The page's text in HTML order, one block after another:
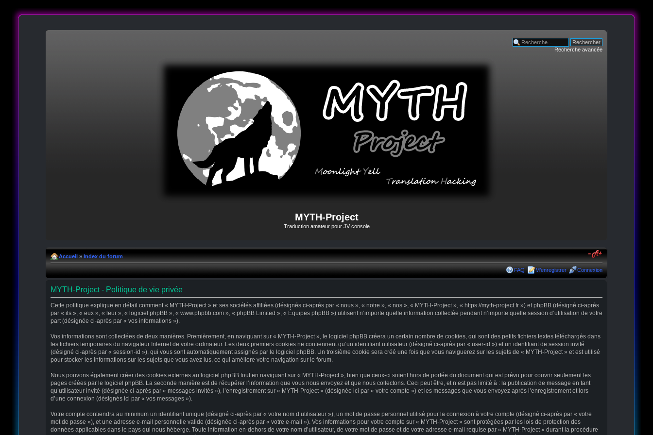
Recherche avancée
MYTH-Project
Traduction amateur pour JV console
Accueil» Index du forum
FAQ M’enregistrer Connexion
MYTH-Project - Politique de vie privée
Cette politique explique en détail comment « MYTH-Project » et ses sociétés affiliées (désignés ci-après par « nous », « notre », « nos », « MYTH-Project », « https://myth-project.fr ») et phpBB (désigné ci-après
par « ils », « eux », « leur », « logiciel phpBB », « www.phpbb.com », « phpBB Limited », « Équipes phpBB ») utilisent n’importe quelle information collectée pendant n’importe quelle session d’utilisation de votre
part (désignée ci-après par « vos informations »).
Vos informations sont collectées de deux manières. Premièrement, en naviguant sur « MYTH-Project », le logiciel phpBB créera un certain nombre de cookies, qui sont des petits fichiers textes téléchargés dans
les fichiers temporaires du navigateur Internet de votre ordinateur. Les deux premiers cookies ne contiennent qu’un identifiant utilisateur (désigné ci-après par « user-id ») et un identifiant de session invité
(désigné ci-après par « session-id »), qui vous sont automatiquement assignés par le logiciel phpBB. Un troisième cookie sera créé une fois que vous naviguerez sur les sujets de « MYTH-Project » et est utilisé
pour stocker les informations sur les sujets que vous avez lus, ce qui améliore votre navigation sur le forum.
Nous pouvons également créer des cookies externes au logiciel phpBB tout en naviguant sur « MYTH-Project », bien que ceux-ci soient hors de portée du document qui est prévu pour couvrir seulement les
pages créées par le logiciel phpBB. La seconde manière est de récupérer l’information que vous nous envoyez et que nous collectons. Ceci peut être, et n’est pas limité à : la publication de message en tant
qu’utilisateur invité (désignée ci-après par « messages invités »), l’enregistrement sur « MYTH-Project » (désignée ici par « votre compte ») et les messages que vous envoyez après l’enregistrement et lors
d’une connexion (désignés ici par « vos messages »).
Votre compte contiendra au minimum un identifiant unique (désigné ci-après par « votre nom d’utilisateur »), un mot de passe personnel utilisé pour la connexion à votre compte (désigné ci-après par « votre
mot de passe »), et une adresse e-mail personnelle valide (désignée ci-après par « votre e-mail »). Vos informations pour votre compte sur « MYTH-Project » sont protégées par les lois de protection des
données applicables dans le pays qui nous héberge. Toute information en-dehors de votre nom d’utilisateur, de votre mot de passe et de votre adresse e-mail requise par « MYTH-Project » durant la procédure